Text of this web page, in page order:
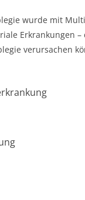
wurde mit
Erkrankungen
verursachen